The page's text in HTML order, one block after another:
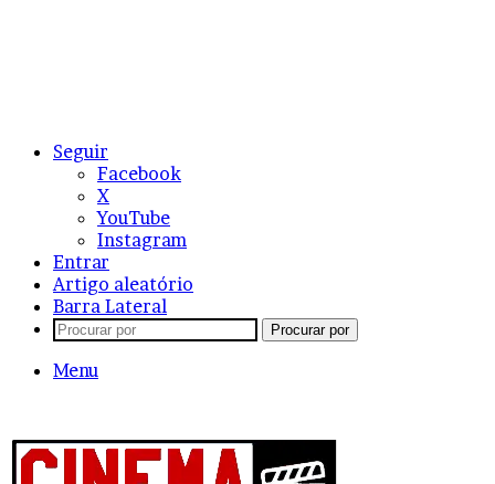
Seguir
Facebook
X
YouTube
Instagram
Entrar
Artigo aleatório
Barra Lateral
Procurar por
Menu